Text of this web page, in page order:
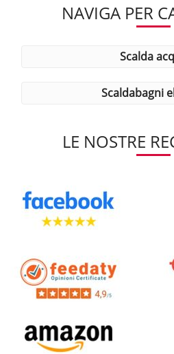
NAVIGA PER
scalda
scaldabagni
LE NOSTRE